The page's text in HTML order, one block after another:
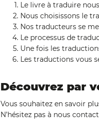
Le livre à traduire
Nous choisissons le
Nos traducteurs se
Le processus de
Une fois les
Les traductions vous
Découvrez par
Vous souhaitez en savoir
N’hésitez pas à nous